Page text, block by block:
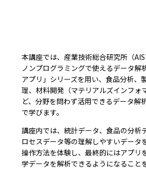
本講座では、産業技術総合研究所（
ノンプログラミングで使えるデータ解
アプリ」シリーズを用い、食品分析、
理、材料開発（マテリアルズインフォ
ど、分野を問わず活用できるデータ解
で学びます。
講座内では、統計データ、食品の分析
ロセスデータ等の理解しやすいデータ
操作方法を体験し、最終的にはアプリ
学データを解析できるようになること